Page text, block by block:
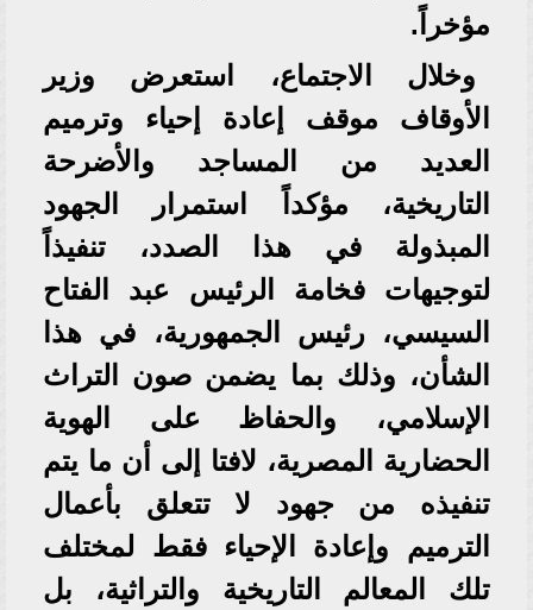
مؤخراً.
وخلال الاجتماع، استعرض وزير
الأوقاف موقف إعادة إحياء وترميم
العديد من المساجد والأضرحة
التاريخية، مؤكداً استمرار الجهود
المبذولة في هذا الصدد، تنفيذاً
لتوجيهات فخامة الرئيس عبد الفتاح
السيسي، رئيس الجمهورية، في هذا
الشأن، وذلك بما يضمن صون التراث
الإسلامي، والحفاظ على الهوية
الحضارية المصرية، لافتا إلى أن ما يتم
تنفيذه من جهود لا تتعلق بأعمال
الترميم وإعادة الإحياء فقط لمختلف
تلك المعالم التاريخية والتراثية، بل